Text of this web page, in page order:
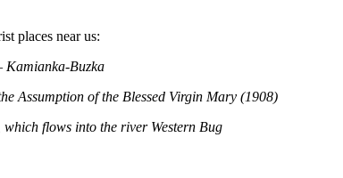
places near us:
Kamianka-Buzka
Assumption of the Blessed Virgin Mary (1908)
flows into the river Western Bug